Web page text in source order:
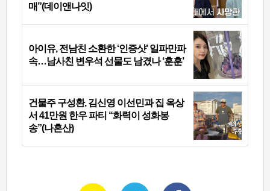
매”(데이앤나잇)
아이유, 전남친 소환한 ‘인증샷’ 일파만파
속…남사친 변우석 선물도 남겼나 ‘훈훈’
건물주 구성환, 김신영 이선민과 집 옥상
서 41만원 한우 파티 “화력이 성화봉
송”(나혼산)